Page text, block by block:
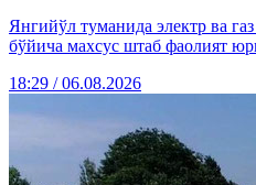
Янгийўл туманида электр ва
бўйича махсус штаб фаолият
18:29 / 06.08.2026